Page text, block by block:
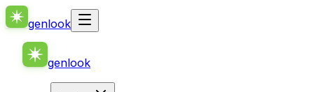
genlook
genlook